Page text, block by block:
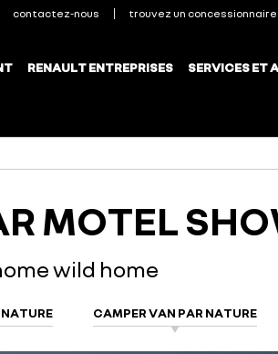
MOTEL
wild home
CAMPER VAN PAR NATURE